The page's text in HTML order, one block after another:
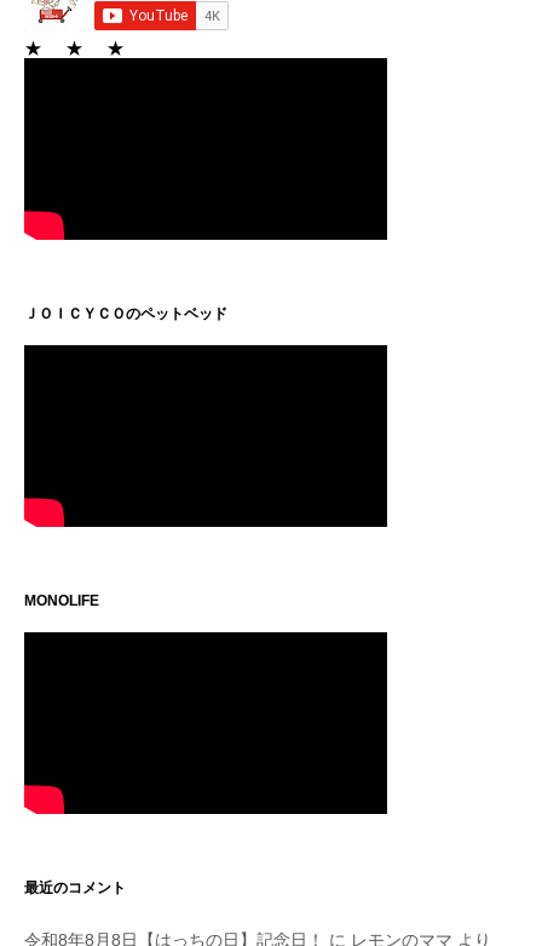
★ ★ ★
ＪＯＩＣＹＣＯのペットベッド
MONOLIFE
最近のコメント
令和8年8月8日【はっちの日】記念日！ に レモンのママ より